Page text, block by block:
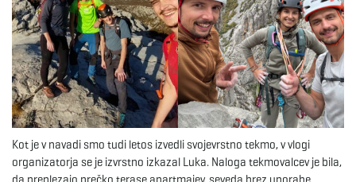
Kot je v navadi smo tudi letos izvedli svojevrstno tekmo, v vlogi
organizatorja se je izvrstno izkazal Luka. Naloga tekmovalcev je bila,